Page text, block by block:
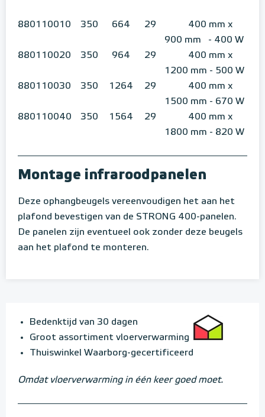
880110010 350 664 29
400 mm x
900 mm - 400 W
880110020
350 964 29
400 mm x
1200 mm - 500 W
880110030
350 1264 29
400 mm x
1500 mm - 670 W
880110040
350 1564 29
400 mm x
1800 mm - 820 W
Montage infraroodpanelen
Deze ophangbeugels vereenvoudigen het aan het
plafond bevestigen van de STRONG 400-panelen.
De panelen zijn eventueel ook zonder deze beugels
aan het plafond te monteren.
Bedenktijd van 30 dagen
Groot assortiment vloerverwarming
Thuiswinkel Waarborg-gecertificeerd
Omdat vloerverwarming in één keer goed moet.